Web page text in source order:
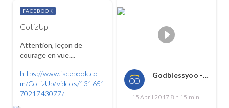
Godblessyoo - Spread love, spread the good
15 April 2017 8 h 15 min
CotizUp
Attention, leçon de
courage en vue....
https://www.facebook.co
m/CotizUp/videos/131651
7021743077/
FACEBOOK